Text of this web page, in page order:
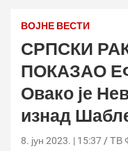
ВОЈНЕ ВЕСТИ
СРПСКИ
ПОКАЗАО
Овако је
изнад
8. јун 2023. | 15:37 ТВ